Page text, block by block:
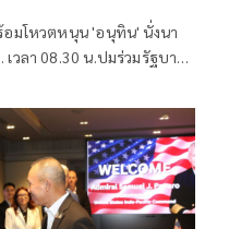
หวตหนุน 'อนุทิน' นั่งนา